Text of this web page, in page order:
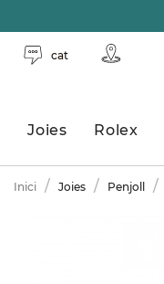
cat
Joies Rolex
Inici Joies Penjoll